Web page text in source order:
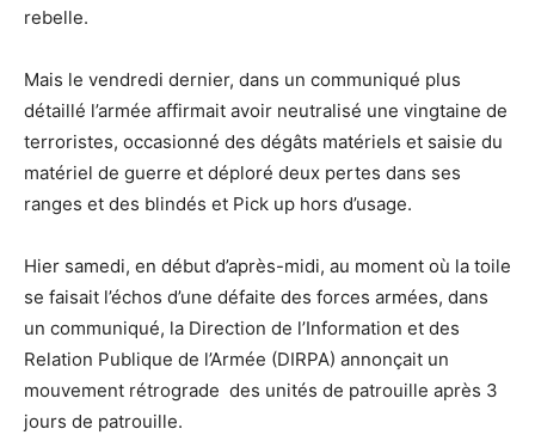
rebelle.
Mais le vendredi dernier, dans un communiqué plus
détaillé l’armée affirmait avoir neutralisé une vingtaine de
terroristes, occasionné des dégâts matériels et saisie du
matériel de guerre et déploré deux pertes dans ses
ranges et des blindés et Pick up hors d’usage.
Hier samedi, en début d’après-midi, au moment où la toile
se faisait l’échos d’une défaite des forces armées, dans
un communiqué, la Direction de l’Information et des
Relation Publique de l’Armée (DIRPA) annonçait un
mouvement rétrograde des unités de patrouille après 3
jours de patrouille.